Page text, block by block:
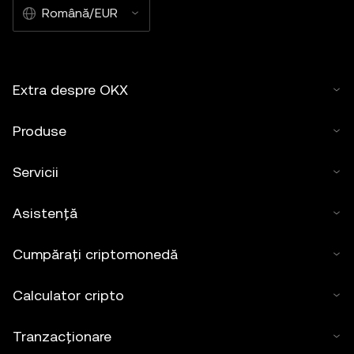
Română/EUR
Extra despre OKX
Produse
Servicii
Asistență
Cumpărați criptomonedă
Calculator cripto
Tranzacționare